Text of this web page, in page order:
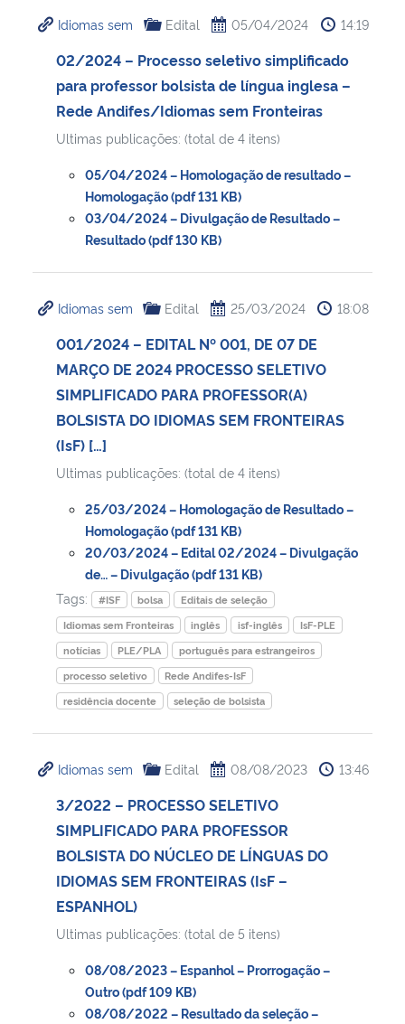
Idiomas sem Edital 05/04/2024 14:19
02/2024 – Processo seletivo simplificado
para professor bolsista de língua inglesa –
Rede Andifes/Idiomas sem Fronteiras
Ultimas publicações: (total de 4 itens)
05/04/2024 – Homologação de resultado –
Homologação (pdf 131 KB)
03/04/2024 – Divulgação de Resultado –
Resultado (pdf 130 KB)
Idiomas sem Edital 25/03/2024 18:08
001/2024 – EDITAL Nº 001, DE 07 DE
MARÇO DE 2024 PROCESSO SELETIVO
SIMPLIFICADO PARA PROFESSOR(A)
BOLSISTA DO IDIOMAS SEM FRONTEIRAS
(IsF) […]
Ultimas publicações: (total de 4 itens)
25/03/2024 – Homologação de Resultado –
Homologação (pdf 131 KB)
20/03/2024 – Edital 02/2024 – Divulgação
de… – Divulgação (pdf 131 KB)
Tags:
#ISF bolsa
Editais de seleção
Idiomas sem Fronteiras
inglês isf-inglês
IsF-PLE
notícias
PLE/PLA
português para estrangeiros
processo seletivo
Rede Andifes-IsF
residência docente
seleção de bolsista
Idiomas sem Edital 08/08/2023 13:46
3/2022 – PROCESSO SELETIVO
SIMPLIFICADO PARA PROFESSOR
BOLSISTA DO NÚCLEO DE LÍNGUAS DO
IDIOMAS SEM FRONTEIRAS (IsF –
ESPANHOL)
Ultimas publicações: (total de 5 itens)
08/08/2023 – Espanhol – Prorrogação –
Outro (pdf 109 KB)
08/08/2022 – Resultado da seleção –